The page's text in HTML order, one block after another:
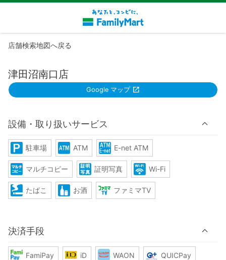
店舗検索地図へ戻る
津田沼南口店
Google マップ
設備・取り扱いサービス
駐車場 ATM E-net ATM
マルチコピー 証明写真 Wi-Fi
たばこ お酒 ファミマTV
決済手段
FamiPay iD WAON QUICPay